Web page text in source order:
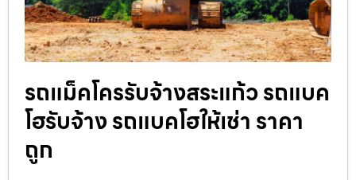
รถแม็คโครรับจ้างสระแก้ว รถแบค
โฮรับจ้าง รถแบคโฮให้เช่า ราคา
ถูก